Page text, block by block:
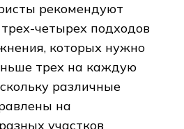
рекомендуют
четырех подходов
которых нужно
трех на каждую
различные
на
участков